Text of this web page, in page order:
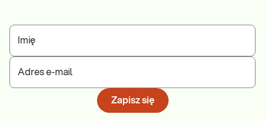
Imię
Adres e-mail
Zapisz się